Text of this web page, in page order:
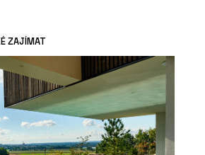
ZAJÍMAT